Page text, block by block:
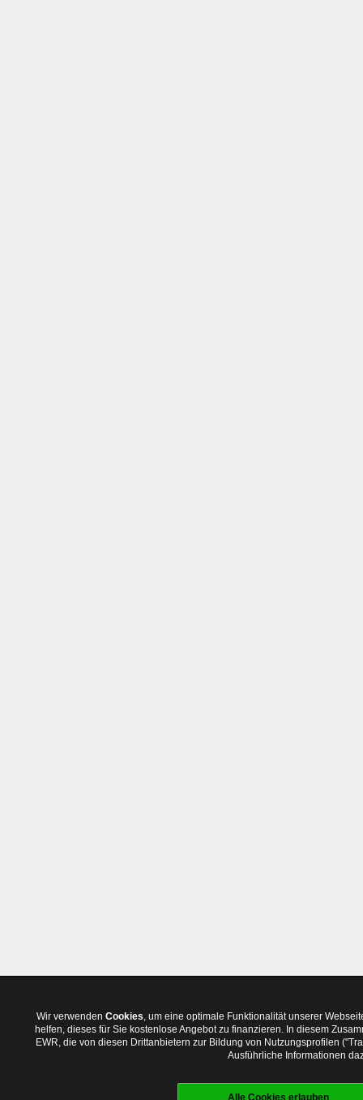
Wir verwenden Cookies, um eine optimale Funktionalität unserer
helfen, dieses für Sie kostenlose Angebot zu finanzieren. In diesem
EWR, die von diesen Drittanbietern zur Bildung von Nutzungsprofilen
Ausführliche Informationen
Alle Cookies erlauben